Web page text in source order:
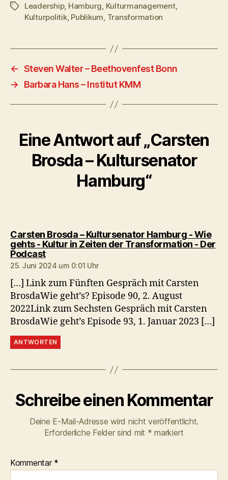
Schlagwörter
Leadership, Hamburg, Kulturmanagement,
Kulturpolitik, Publikum, Transformation
← Steven Walter – Beethovenfest Bonn
→
Barbara Hans – Institut KMM
Eine Antwort auf „Carsten
Brosda – Kultursenator
Hamburg“
Carsten Brosda – Kultursenator Hamburg - Wie
gehts - Kultur in Zeiten der Transformation - Der
Podcastsagt:
25. Juni 2024 um 0:01 Uhr
[…] Link zum Fünften Gespräch mit Carsten
BrosdaWie geht’s? Episode 90, 2. August
2022Link zum Sechsten Gespräch mit Carsten
BrosdaWie geht’s Episode 93, 1. Januar 2023 […]
ANTWORTEN
Schreibe einen Kommentar
Deine E-Mail-Adresse wird nicht veröffentlicht.
Erforderliche Felder sind mit * markiert
Kommentar *